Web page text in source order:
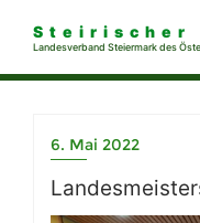
Steirischer
Landesverband Steiermark des
6. Mai 2022